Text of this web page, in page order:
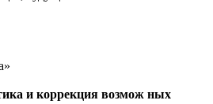
и коррекция возмож ных